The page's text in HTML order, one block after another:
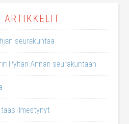
seurakuntaa
Pyhän Annan seurakuntaan
taas ilmestynyt